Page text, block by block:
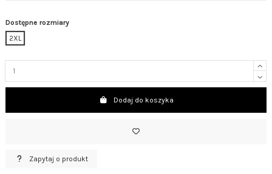
Dostępne rozmiary
2XL
Dodaj do koszyka
Zapytaj o produkt